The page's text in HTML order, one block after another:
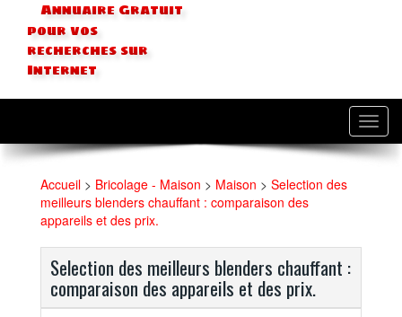
Annuaire Gratuit
pour vos
recherches sur
Internet
Accueil > Bricolage - Maison > Maison > Selection des
meilleurs blenders chauffant : comparaison des
appareils et des prix.
Selection des meilleurs blenders chauffant :
comparaison des appareils et des prix.